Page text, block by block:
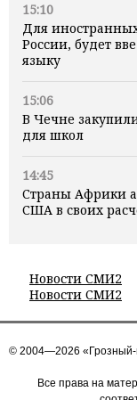
15:10
Для
России, будет
языку
15:06
В Чечне
для школ
14:45
Страны Африки
США в своих
Новости СМИ2
Новости СМИ2
© 2004—2026 «Грозный-
Все права на